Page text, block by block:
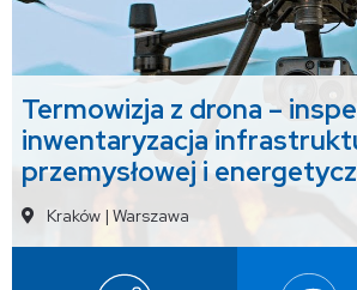
Termowizja z drona –
inwentaryzacja
przemysłowej i
Kraków | Warszawa